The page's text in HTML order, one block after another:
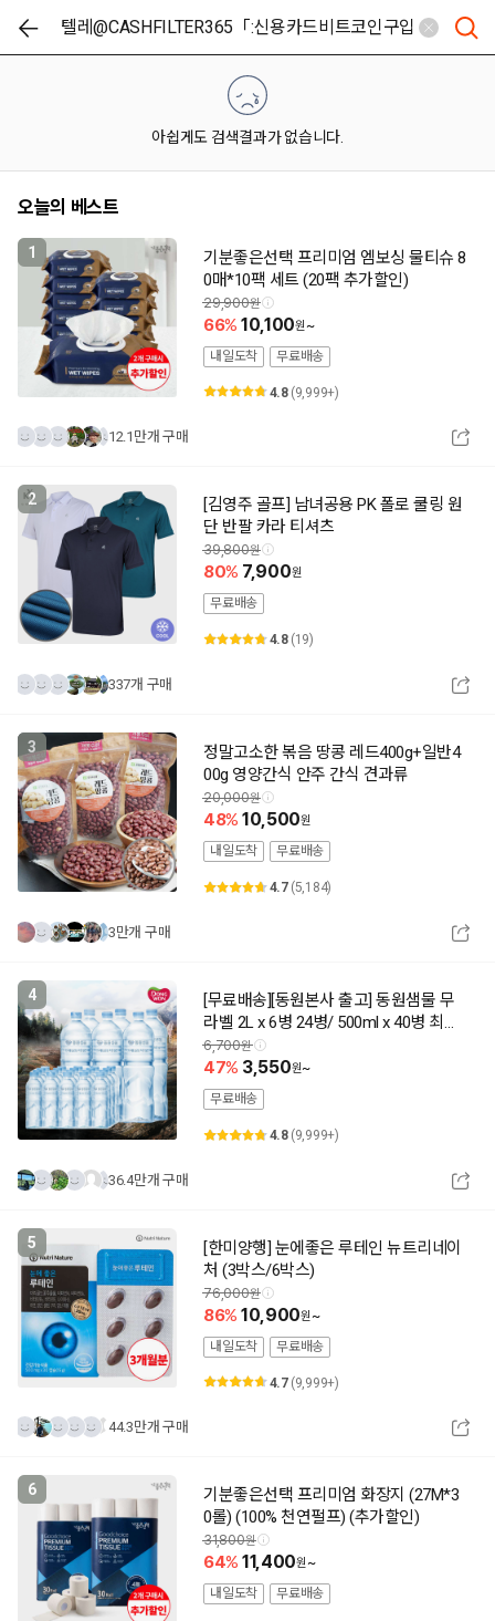
아쉽게도 검색결과가 없습니다.
오늘의 베스트
1
기분좋은선택 프리미엄 엠보싱 물티슈 8
0매*10팩 세트 (20팩 추가할인)
29,900
66 10,100
~
내일도착
무료배송
4.8 (9,999+)
12.1만개 구매
2
[김영주 골프] 남녀공용 PK 폴로 쿨링 원
단 반팔 카라 티셔츠
39,800
80 7,900
무료배송
4.8 (19)
337개 구매
3
정말고소한 볶음 땅콩 레드400g+일반4
00g 영양간식 안주 간식 견과류
20,000
48 10,500
내일도착 무료배송
4.7 (5,184)
3만개 구매
4
[무료배송][동원본사 출고] 동원샘물 무
라벨 2L x 6병 24병/ 500ml x 40병 최근
제조 상품출고 동원공식대리점
6,700
47 3,550
~
무료배송
4.8 (9,999+)
36.4만개 구매
5
[한미양행] 눈에좋은 루테인 뉴트리네이
처 (3박스/6박스)
76,000
86 10,900
~
내일도착
무료배송
4.7 (9,999+)
44.3만개 구매
6
기분좋은선택 프리미엄 화장지 (27M*3
0롤) (100% 천연펄프) (추가할인)
31,800
64 11,400
~
내일도착
무료배송